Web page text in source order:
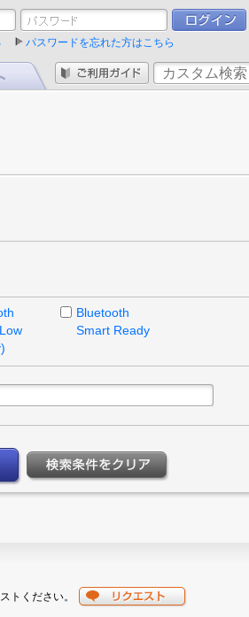
パスワードを忘れた方はこちら
Bluetooth
Smart Ready
トください。